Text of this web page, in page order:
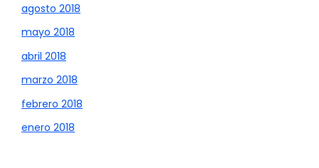
agosto 2018
mayo 2018
abril 2018
marzo 2018
febrero 2018
enero 2018